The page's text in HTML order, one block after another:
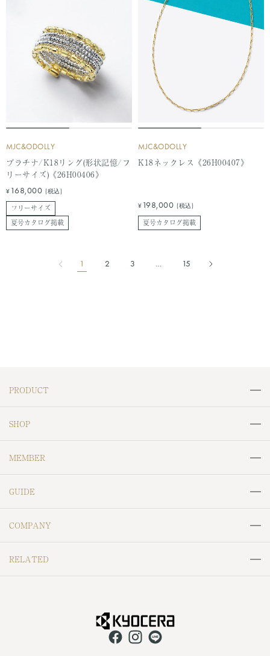
フリーサイズ
夏号カタログ掲載
MJC&ODOLLY
プラチナ/K18リング(形状記憶/フ
リーサイズ)《26H00406》
セ
ー
ル
価
¥ 168,000 (税込)
夏号カタログ掲載
MJC&ODOLLY
K18ネックレス《26H00407》
セ
ー
ル
¥ 198,000 (税込)
1 2 3 … 15
PRODUCT
リング
ペンダントトップ
ピアス
イヤーカフ
ブローチ
ネックレスチェーン
メンズジュエリー
SHOP
MJC＆ODOLLY
Labofllie
SAIKI
RIZ jewelry
鳥獣戯画
Resol
KOKONOE
MEMBER
会員サービスについて
会員登録
GUIDE
ご利用ガイド
お支払いについて
お届けについて
COMPANY
会社概要
個人情報保護方針
返金ポリシー
RELATED